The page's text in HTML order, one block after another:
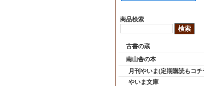
商品検索
古書の蔵
南山舎の本
月刊やいま(定期購読もコチ
やいま文庫